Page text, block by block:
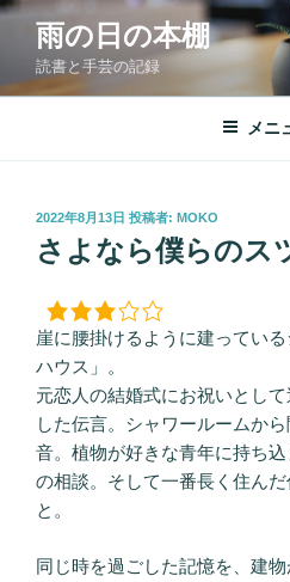
コ
ン
へ
雨の日の本棚
読書と手芸の記録
メニ
投
稿
日:
2022年8月13日 投稿者: MOKO
さよなら僕らのス
崖に腰掛けるように建ってい
ハウス」。
元恋人の結婚式にお祝いとし
した伝言。シャワールームか
音。植物が好きな青年に持ち
の相談。そして一番長く住ん
と。
同じ時を過ごした記憶を、建